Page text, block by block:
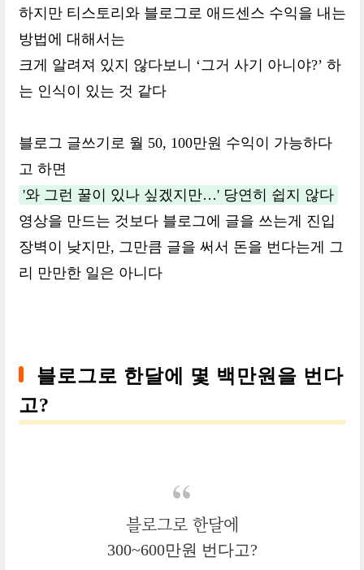
하지만 티스토리와 블로그로 애드센스 수익을 내는
방법에 대해서는
크게 알려져 있지 않다보니 ‘그거 사기 아니야?’ 하
는 인식이 있는 것 같다
블로그 글쓰기로 월 50, 100만원 수익이 가능하다
고 하면
'와 그런 꿀이 있나 싶겠지만…' 당연히 쉽지 않다
영상을 만드는 것보다 블로그에 글을 쓰는게 진입
장벽이 낮지만, 그만큼 글을 써서 돈을 번다는게 그
리 만만한 일은 아니다
블로그로 한달에 몇 백만원을 번다
고?
블로그로 한달에
300~600만원 번다고?